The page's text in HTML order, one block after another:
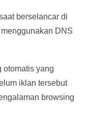
berselancar di
DNS
otomatis yang
iklan tersebut
browsing